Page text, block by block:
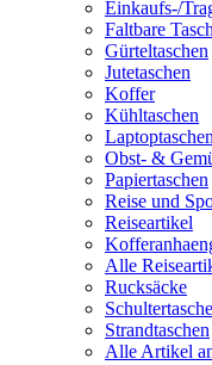
Einkaufs-/
Faltbare
Gürteltaschen
Jutetaschen
Koffer
Kühltaschen
Laptoptaschen
Obst- &
Papiertaschen
Reise und
Reiseartikel
Alle
Rucksäcke
Strandtaschen
Alle Artikel